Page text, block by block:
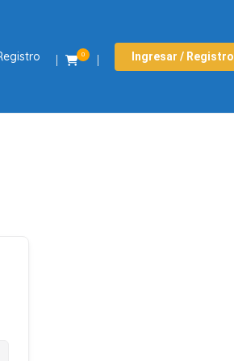
0 Ingresar / Registro